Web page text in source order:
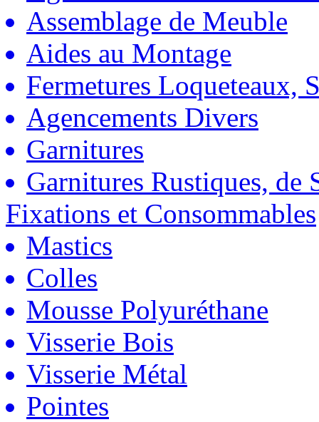
Assemblage de Meuble
Aides au Montage
Fermetures Loqueteaux,
Agencements Divers
Garnitures
Garnitures Rustiques, de
Fixations et Consommables
Mastics
Colles
Mousse Polyuréthane
Visserie Bois
Visserie Métal
Pointes